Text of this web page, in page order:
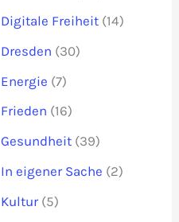
Digitale Freiheit (14)
Dresden (30)
Energie (7)
Frieden (16)
Gesundheit (39)
In eigener Sache (2)
Kultur (5)